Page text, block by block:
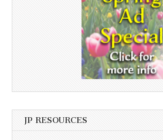
JP RESOURCES